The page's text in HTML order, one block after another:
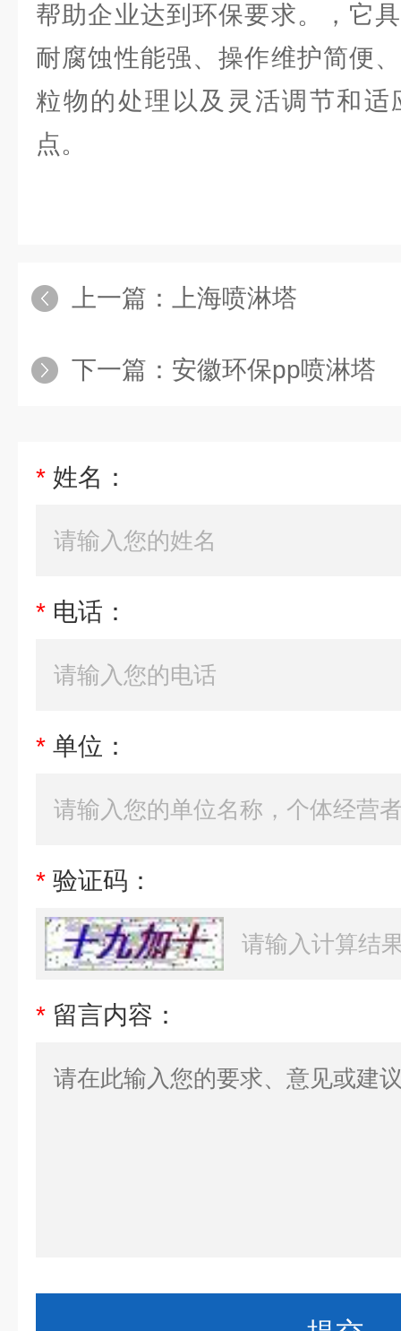
帮助企业达到环保要求。，它
耐腐蚀性能强、操作维护简便
粒物的处理以及灵活调节和适
点。
上一篇： 上海喷淋塔
下一篇： 安徽环保pp喷淋塔
* 姓名：
* 电话：
* 单位：
* 验证码：
* 留言内容：